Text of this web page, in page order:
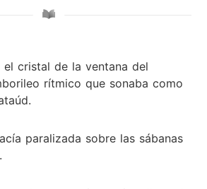
cristal de la ventana del
rítmico que sonaba como
paralizada sobre las sábanas